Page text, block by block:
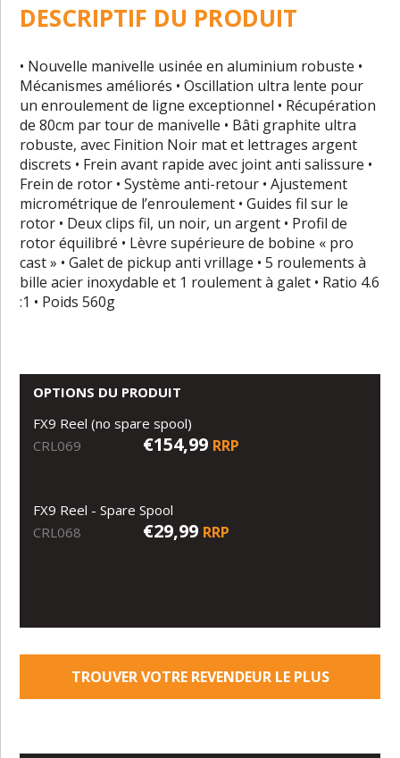
DESCRIPTIF DU PRODUIT
• Nouvelle manivelle usinée en aluminium robuste •
Mécanismes améliorés • Oscillation ultra lente pour
un enroulement de ligne exceptionnel • Récupération
de 80cm par tour de manivelle • Bâti graphite ultra
robuste, avec Finition Noir mat et lettrages argent
discrets • Frein avant rapide avec joint anti salissure •
Frein de rotor • Système anti-retour • Ajustement
micrométrique de l’enroulement • Guides fil sur le
rotor • Deux clips fil, un noir, un argent • Profil de
rotor équilibré • Lèvre supérieure de bobine « pro
cast » • Galet de pickup anti vrillage • 5 roulements à
bille acier inoxydable et 1 roulement à galet • Ratio 4.6
:1 • Poids 560g
OPTIONS DU PRODUIT
FX9 Reel (no spare spool)
CRL069
€154,99 RRP
FX9 Reel - Spare Spool
CRL068
€29,99 RRP
TROUVER VOTRE REVENDEUR LE PLUS